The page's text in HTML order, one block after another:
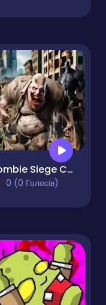
Zombie Siege Commando Warfare
0 (0 Голосів)